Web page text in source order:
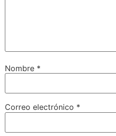
Nombre *
Correo electrónico *